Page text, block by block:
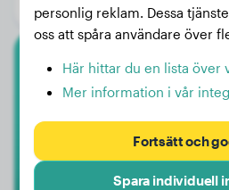
Akita
personlig reklam. Dessa
oss att spåra användare över
Här hittar du en lista över
Mer information i vår
Fortsätt och
Spara individuell